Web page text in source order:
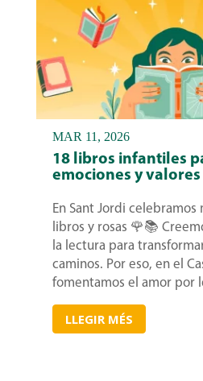
18 libros infantiles
emociones y valores
En Sant Jordi celebramos
libros y rosas 🌹📚
la lectura para
caminos. Por eso, en el
fomentamos el amor por
LLEGIR MÉS
MAR 11, 2026